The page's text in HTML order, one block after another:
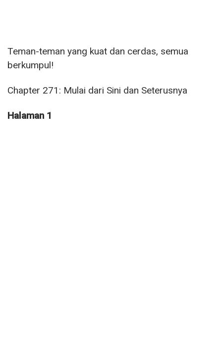
Teman-teman yang kuat dan cerdas, semua
berkumpul!
Chapter 271: Mulai dari Sini dan Seterusnya
Halaman 1